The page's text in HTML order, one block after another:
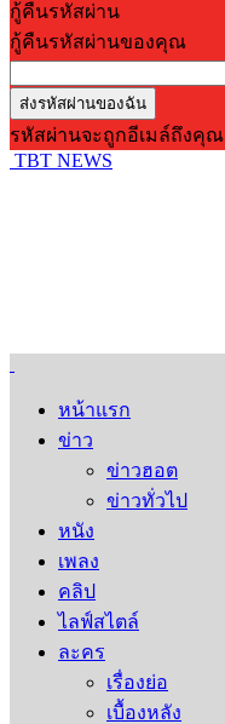
กู้คืนรหัสผ่าน
กู้คืนรหัสผ่านของคุณ
รหัสผ่านจะถูกอีเมล์ถึงคุณ
TBT NEWS
หน้าแรก
ข่าว
ข่าวฮอต
ข่าวทั่วไป
หนัง
เพลง
คลิป
ไลฟ์สไตล์
ละคร
เรื่องย่อ
เบื้องหลัง